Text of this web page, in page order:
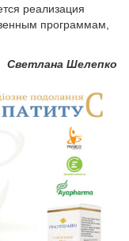
реализация
программам,
Светлана Шелепко